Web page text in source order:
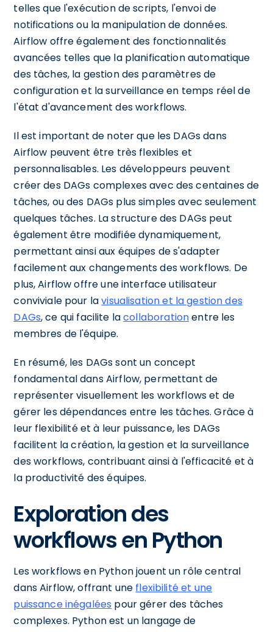
telles que l'exécution de scripts, l'envoi de
notifications ou la manipulation de données.
Airflow offre également des fonctionnalités
avancées telles que la planification automatique
des tâches, la gestion des paramètres de
configuration et la surveillance en temps réel de
l'état d'avancement des workflows.
Il est important de noter que les DAGs dans
Airflow peuvent être très flexibles et
personnalisables. Les développeurs peuvent
créer des DAGs complexes avec des centaines de
tâches, ou des DAGs plus simples avec seulement
quelques tâches. La structure des DAGs peut
également être modifiée dynamiquement,
permettant ainsi aux équipes de s'adapter
facilement aux changements des workflows. De
plus, Airflow offre une interface utilisateur
conviviale pour lavisualisation et la gestion des
DAGs, ce qui facilite lacollaborationentre les
membres de l'équipe.
En résumé, les DAGs sont un concept
fondamental dans Airflow, permettant de
représenter visuellement les workflows et de
gérer les dépendances entre les tâches. Grâce à
leur flexibilité et à leur puissance, les DAGs
facilitent la création, la gestion et la surveillance
des workflows, contribuant ainsi à l'efficacité et à
la productivité des équipes.
Exploration des
workflows en Python
Les workflows en Python jouent un rôle central
dans Airflow, offrant une flexibilité et une
puissance inégalées pour gérer des tâches
complexes. Python est un langage de